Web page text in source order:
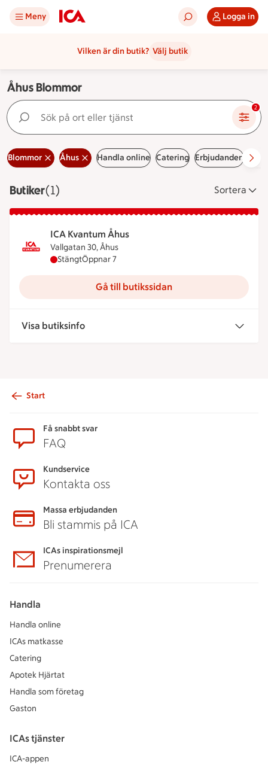
Meny Logga in
Vilken är din butik? Välj butik
Åhus Blommor
Sök på ort eller tjänst 2
Blommor Åhus Handla online Catering Erbjudanden
ButikerVisar 1 stycken
(1) Sortera
ICA Kvantum Åhus
Vallgatan 30, Åhus
ICA Kvantum Åhus har stängt, öppnar klockan 7
StängtÖppnar 7
Gå till butikssidan
Visa butiksinfo
Start
Få snabbt svar
FAQ
Kundservice
Kontakta oss
Massa erbjudanden
Bli stammis på ICA
ICAs inspirationsmejl
Prenumerera
Handla
Handla online
ICAs matkasse
Catering
Apotek Hjärtat
Handla som företag
Gaston
ICAs tjänster
ICA-appen